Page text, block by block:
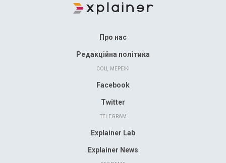
Про нас
Редакційна політика
СОЦ. МЕРЕЖІ
Facebook
Twitter
TELEGRAM
Explainer Lab
Explainer News